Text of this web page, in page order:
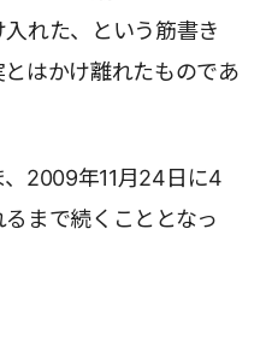
れた、という筋書き
はかけ離れたものであ
2009年11月24日に4
まで続くこととなっ